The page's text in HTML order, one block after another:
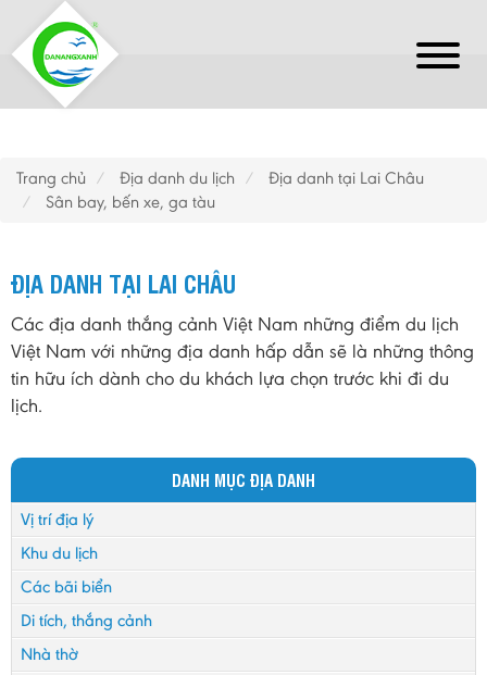
Trang chủ Địa danh du lịch
Địa danh tại Lai Châu
Sân bay, bến xe, ga tàu
ĐỊA DANH TẠI LAI CHÂU
Các địa danh thắng cảnh Việt Nam những điểm du lịch
Việt Nam với những địa danh hấp dẫn sẽ là những thông
tin hữu ích dành cho du khách lựa chọn trước khi đi du
lịch.
DANH MỤC ĐỊA DANH
Vị trí địa lý
Khu du lịch
Các bãi biển
Di tích, thắng cảnh
Nhà thờ